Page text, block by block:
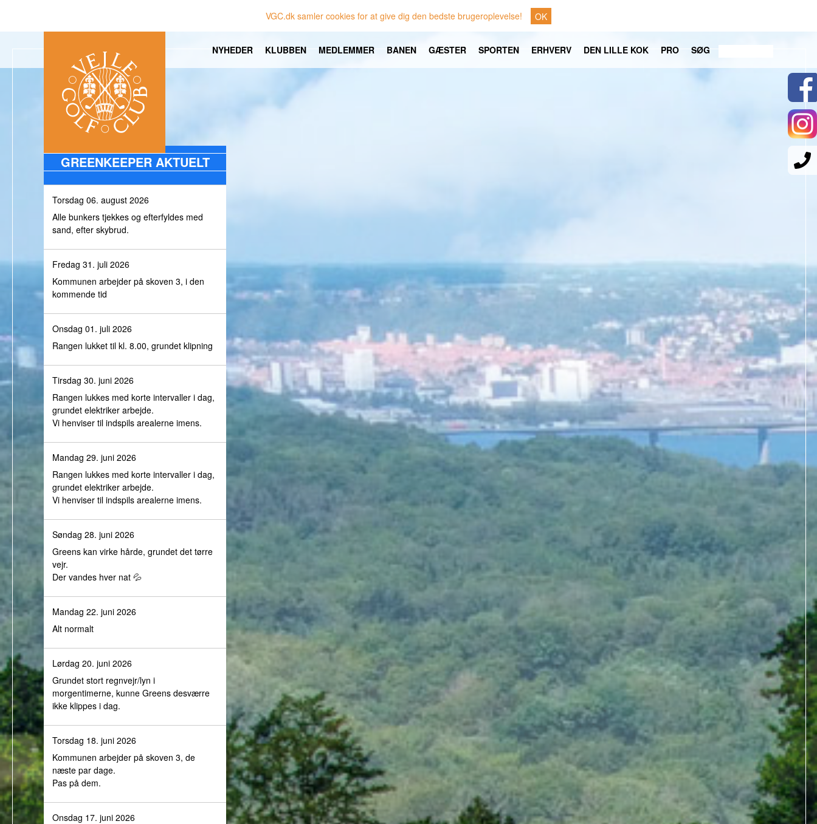
VGC.dk samler cookies for at give dig den bedste brugeroplevelse! OK
NYHEDER KLUBBEN MEDLEMMER BANEN GÆSTER SPORTEN ERHVERV DEN LILLE KOK PRO SØG
Torsdag 06. august 2026
Alle bunkers tjekkes og efterfyldes med
sand, efter skybrud.
Fredag 31. juli 2026
Kommunen arbejder på skoven 3, i den
kommende tid
Onsdag 01. juli 2026
Rangen lukket til kl. 8.00, grundet klipning
Tirsdag 30. juni 2026
Rangen lukkes med korte intervaller i dag,
grundet elektriker arbejde.
Vi henviser til indspils arealerne imens.
Mandag 29. juni 2026
Rangen lukkes med korte intervaller i dag,
grundet elektriker arbejde.
Vi henviser til indspils arealerne imens.
Søndag 28. juni 2026
Greens kan virke hårde, grundet det tørre
vejr.
Der vandes hver nat 💦
Mandag 22. juni 2026
Alt normalt
Lørdag 20. juni 2026
Grundet stort regnvejr/lyn i
morgentimerne, kunne Greens desværre
ikke klippes i dag.
Torsdag 18. juni 2026
Kommunen arbejder på skoven 3, de
næste par dage.
Pas på dem.
Onsdag 17. juni 2026
GREENKEEPER AKTUELT